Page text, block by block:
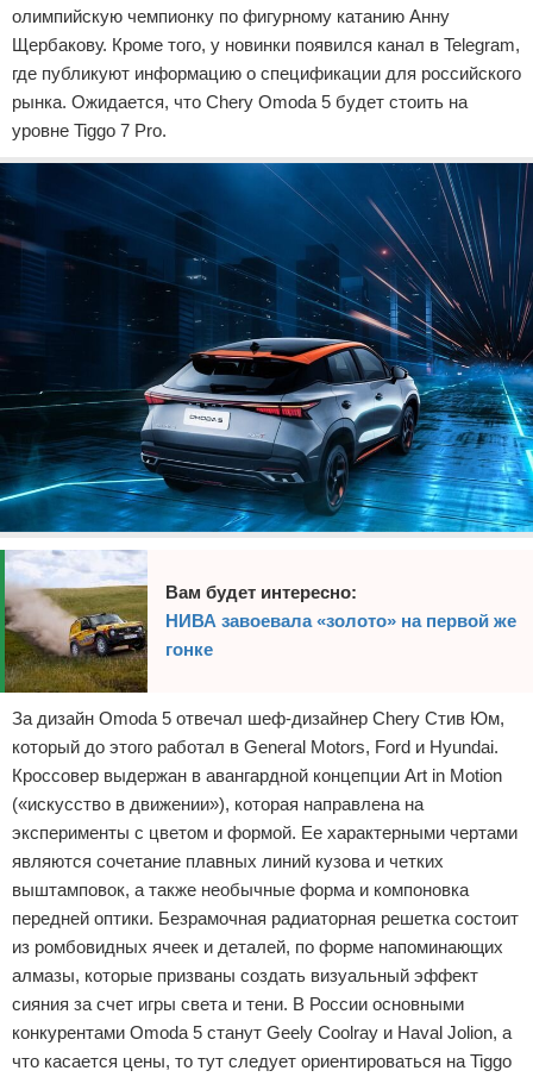
олимпийскую чемпионку по фигурному катанию Анну
Щербакову. Кроме того, у новинки появился канал в Telegram,
где публикуют информацию о спецификации для российского
рынка. Ожидается, что Chery Omoda 5 будет стоить на
уровне Tiggo 7 Pro.
Вам будет интересно:
НИВА завоевала «золото» на первой же
гонке
За дизайн Omoda 5 отвечал шеф-дизайнер Chery Стив Юм,
который до этого работал в General Motors, Ford и Hyundai.
Кроссовер выдержан в авангардной концепции Art in Motion
(«искусство в движении»), которая направлена на
эксперименты с цветом и формой. Ее характерными чертами
являются сочетание плавных линий кузова и четких
выштамповок, а также необычные форма и компоновка
передней оптики. Безрамочная радиаторная решетка состоит
из ромбовидных ячеек и деталей, по форме напоминающих
алмазы, которые призваны создать визуальный эффект
сияния за счет игры света и тени. В России основными
конкурентами Omoda 5 станут Geely Coolray и Haval Jolion, а
что касается цены, то тут следует ориентироваться на Tiggo